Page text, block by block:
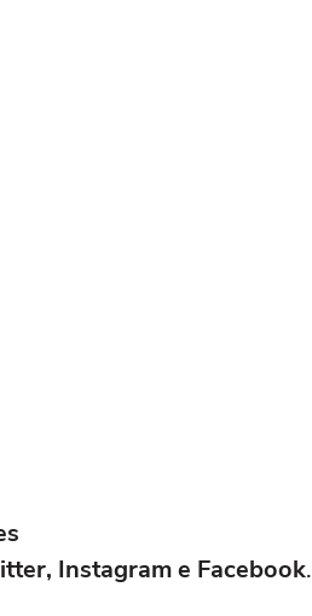
Instagram e Facebook.